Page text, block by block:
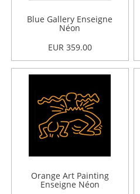
Blue Gallery Enseigne
Néon
EUR 359.00
Orange Art Painting
Enseigne Néon